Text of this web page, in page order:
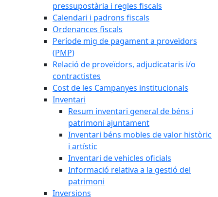
pressupostària i regles fiscals
Calendari i padrons fiscals
Ordenances fiscals
Període mig de pagament a proveïdors
(PMP)
Relació de proveïdors, adjudicataris i/o
contractistes
Cost de les Campanyes institucionals
Inventari
Resum inventari general de béns i
patrimoni ajuntament
Inventari béns mobles de valor històric
i artístic
Inventari de vehicles oficials
Informació relativa a la gestió del
patrimoni
Inversions